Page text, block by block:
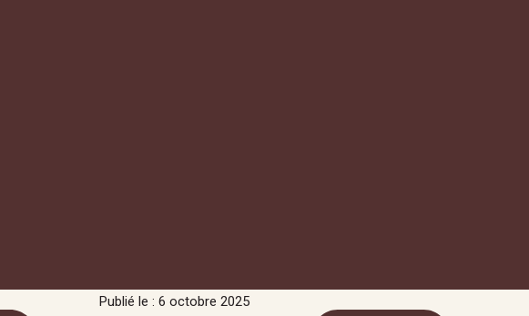
Publié le : 6 octobre 2025